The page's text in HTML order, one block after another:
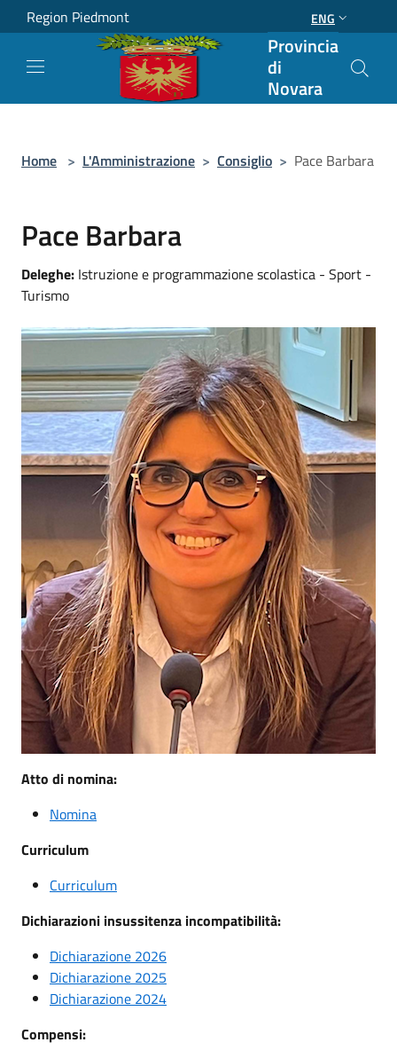
Salta al contenuto principale
Region Piedmont ENG
Provincia
di
Novara
Home > L'Amministrazione > Consiglio > Pace Barbara
Pace Barbara
Deleghe: Istruzione e programmazione scolastica - Sport -
Turismo
Atto di nomina:
Nomina
Curriculum
Curriculum
Dichiarazioni insussitenza incompatibilità:
Dichiarazione 2026
Dichiarazione 2025
Dichiarazione 2024
Compensi: